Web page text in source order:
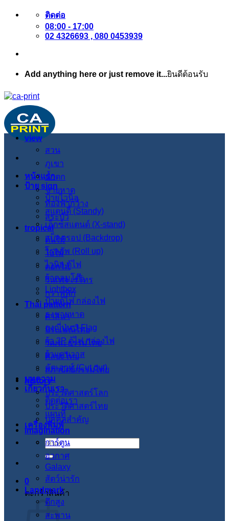
ข้าม
เนื้อหา
ติดต่อ
08:00 - 17:00
02 4326693 , 080 0453939
Add anything here or just remove it...ยินดีต้อนรับ
หน้าแรก
ป้าย sign
ป้ายไวนิล
สแตนดี้ (Standy)
เอ็กซ์สแตนด์ (X-stand)
แบ็คดรอป (Backdrop)
โรลอัพ (Roll up)
ไวนิล ตู้ไฟ
ผ้าคลุมโต๊ะ
Lightbox
ป้ายตู้ไฟ กล่องไฟ
ธงชายหาด
ธงญี่ปุ่น J-Flag
ผ้า 3P ตู้ไฟ กล่องไฟ
ผ้าแคนวาส
คัตเอาท์ (Cut out)
บทความ
เกี่ยวกับเรา
ติดต่อเรา
แผนที่
เครื่องพิมพ์
ค้นหา:
0
ตะกร้าสินค้า
view
สวน
ภูเขา
น้ำตก
ชายหาด
ท้องฟ้ากว้าง
สระบัว
tropical
ต้นไม้
ใบไม้
ดอกไม้
วินเทจ เรโทร
กราฟฟิก
Thai pattern
ศาสนา
ประเพณีไทย
วัฒนะธรรมไทย
ศิลปะไทย
สภาปัตย์กรรมไทย
history
ประวัติศาสตร์โลก
ประวัติศาสตร์ไทย
บุคคลสำคัญ
imagination
การ์ตูน
อวกาศ
Galaxy
สัตว์น่ารัก
Landmark
ตึกสูง
สะพาน